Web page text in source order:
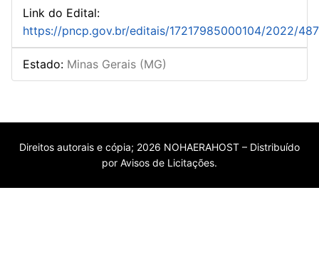
Link do Edital:
https://pncp.gov.br/editais/17217985000104/2022/487
Estado: Minas Gerais (MG)
Direitos autorais e cópia; 2026 NOHAERAHOST – Distribuído
por Avisos de Licitações.